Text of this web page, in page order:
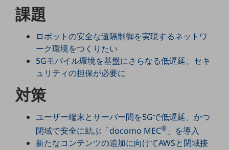
セキュリティ
運用管理
業務支援・マーケティング
災害対策・BCP
課題
ロボットの安全な遠隔制御を実現するネットワ
ーク環境をつくりたい
5Gモバイル環境を基盤にさらなる低遅延、セキ
ュリティの担保が必要に
対策
ユーザー端末とサーバー間を5Gで低遅延、かつ
閉域で安全に結ぶ「docomo MEC® 」を導入
新たなコンテンツの追加に向けてAWSと閉域接